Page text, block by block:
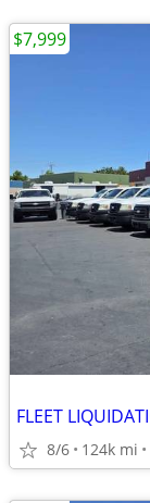
8/6 124k mi
$7,999